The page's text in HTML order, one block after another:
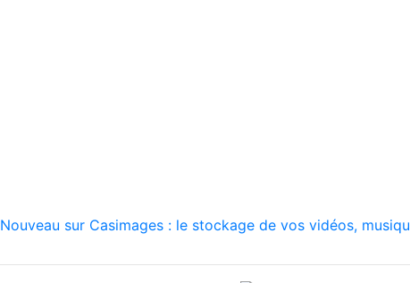
Nouveau sur Casimages : le stockage de vos vidéos,